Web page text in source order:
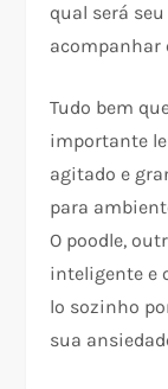
qual será
acompanhar
Tudo bem
importante
agitado e
para
O poodle,
inteligente e
lo sozinho
sua